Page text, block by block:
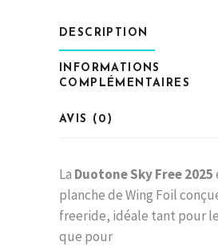
DESCRIPTION
INFORMATIONS
COMPLÉMENTAIRES
AVIS (0)
La Duotone Sky Free 2025
planche de Wing Foil
freeride, idéale tant pour
que pour